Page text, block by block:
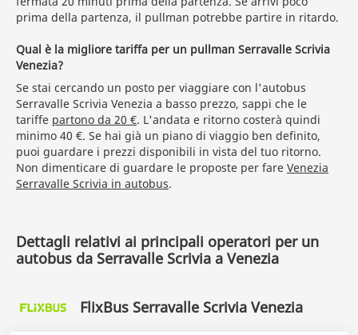
prima della partenza, il pullman potrebbe partire in ritardo.
Qual è la migliore tariffa per un pullman Serravalle Scrivia
Venezia?
Se stai cercando un posto per viaggiare con l'autobus
Serravalle Scrivia Venezia a basso prezzo, sappi che le
tariffe partono da 20 €. L'andata e ritorno costerà quindi
minimo 40 €. Se hai già un piano di viaggio ben definito,
puoi guardare i prezzi disponibili in vista del tuo ritorno.
Non dimenticare di guardare le proposte per fare Venezia
Serravalle Scrivia in autobus.
Dettagli relativi ai principali operatori per un
autobus da Serravalle Scrivia a Venezia
FlixBus Serravalle Scrivia Venezia